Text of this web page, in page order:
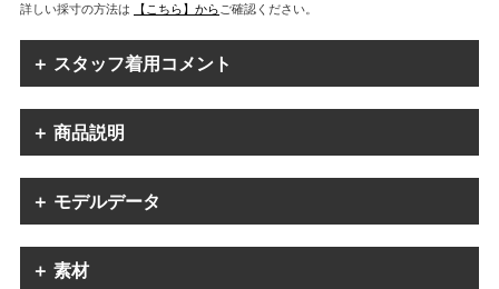
詳しい採寸の方法は
【こちら】からご確認ください。
＋ スタッフ着用コメント
＋ 商品説明
＋ モデルデータ
＋ 素材